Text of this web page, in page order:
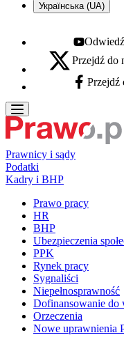
Українська (UA)
Youtube -
X - otwiera się w
Przejdź do
Facebook -
Przejdź
Prawnicy i sądy
Podatki
Kadry i BHP
Prawo pracy
HR
BHP
Ubezpieczenia
PPK
Rynek pracy
Sygnaliści
Niepełnosprawność
Dofinansowanie do
Orzeczenia
Nowe uprawnienia